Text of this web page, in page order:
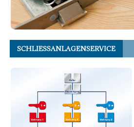
SCHLIESSANLAGENSERVICE